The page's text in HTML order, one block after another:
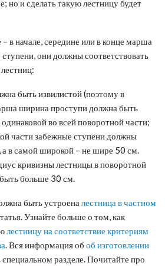
но и сделать такую лестницу будет
в начале, середине или в конце марша
они должны соответствовать
быть извилистой (поэтому в
ширина проступи должна быть
во всей поворотной части;
части забежные ступени должны
в самой широкой – не шире 50 см.
кривизны лестницы в поворотной
больше 30 см.
быть устроена лестница в частном
Узнайте больше о том, как
лестницу на соответствие критериям
. Вся информация об об изготовлении
специальном разделе. Почитайте про